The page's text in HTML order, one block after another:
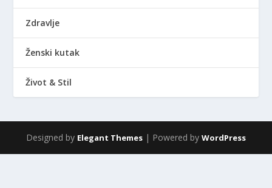
Zdravlje
Ženski kutak
Život & Stil
Designed by Elegant Themes | Powered by WordPress